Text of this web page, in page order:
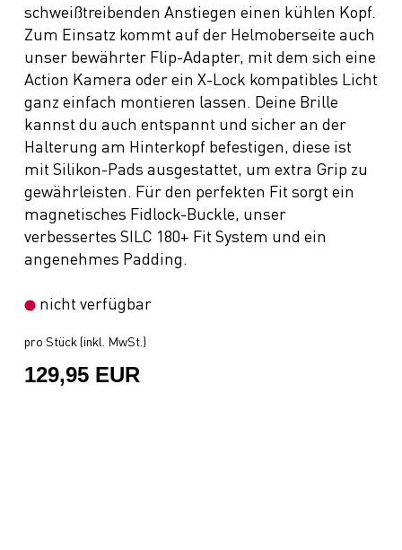
schweißtreibenden Anstiegen einen kühlen Kopf.
Zum Einsatz kommt auf der Helmoberseite auch
unser bewährter Flip-Adapter, mit dem sich eine
Action Kamera oder ein X-Lock kompatibles Licht
ganz einfach montieren lassen. Deine Brille
kannst du auch entspannt und sicher an der
Halterung am Hinterkopf befestigen, diese ist
mit Silikon-Pads ausgestattet, um extra Grip zu
gewährleisten. Für den perfekten Fit sorgt ein
magnetisches Fidlock-Buckle, unser
verbessertes SILC 180+ Fit System und ein
angenehmes Padding.
nicht verfügbar
pro Stück (inkl. MwSt.)
129,95 EUR